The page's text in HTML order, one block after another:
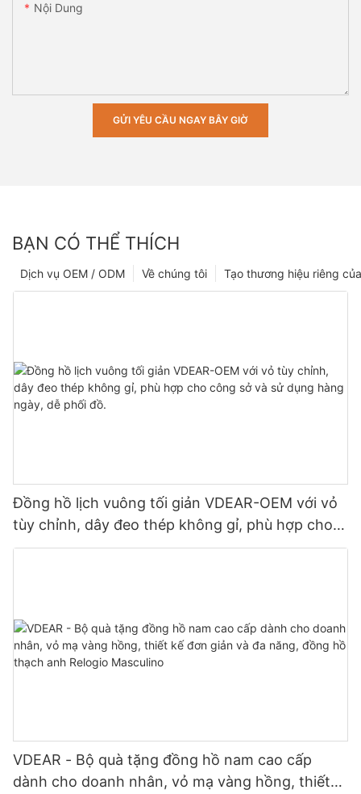
Nội Dung
GỬI YÊU CẦU NGAY BÂY GIỜ
BẠN CÓ THỂ THÍCH
Tạo thương hiệu riêng
Về chúng tôi
Dịch vụ OEM / ODM
Đồng hồ lịch vuông tối giản VDEAR-OEM với vỏ
tùy chỉnh, dây đeo thép không gỉ, phù hợp cho
công sở và sử dụng hàng ngày, dễ phối đồ.
VDEAR - Bộ quà tặng đồng hồ nam cao cấp
dành cho doanh nhân, vỏ mạ vàng hồng, thiết